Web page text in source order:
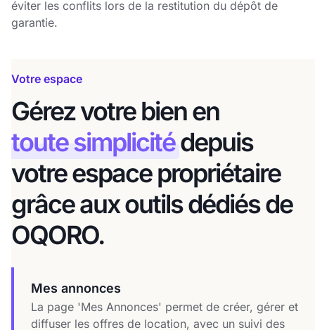
éviter les conflits lors de la restitution du dépôt de
garantie.
Votre espace
Gérez votre bien en
toute simplicitédepuis
votre espace propriétaire
grâce aux outils dédiés de
OQORO.
Mes annonces
La page 'Mes Annonces' permet de créer, gérer et
diffuser les offres de location, avec un suivi des